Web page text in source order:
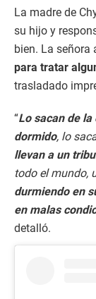
La madre de
su hijo y
bien. La señora
para tratar
trasladado
“Lo sacan de
dormido, lo
llevan a un
todo el mundo,
durmiendo en
en malas
detalló.